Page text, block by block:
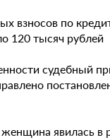
взносов по
120 тысяч рублей
судебный
явилась